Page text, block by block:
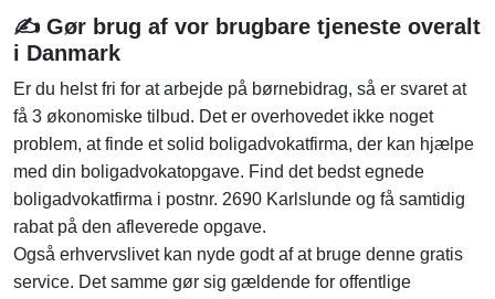
✍️ Gør brug af vor brugbare tjeneste overalt
i Danmark
Er du helst fri for at arbejde på børnebidrag, så er svaret at
få 3 økonomiske tilbud. Det er overhovedet ikke noget
problem, at finde et solid boligadvokatfirma, der kan hjælpe
med din boligadvokatopgave. Find det bedst egnede
boligadvokatfirma i postnr. 2690 Karlslunde og få samtidig
rabat på den afleverede opgave.
Også erhvervslivet kan nyde godt af at bruge denne gratis
service. Det samme gør sig gældende for offentlige